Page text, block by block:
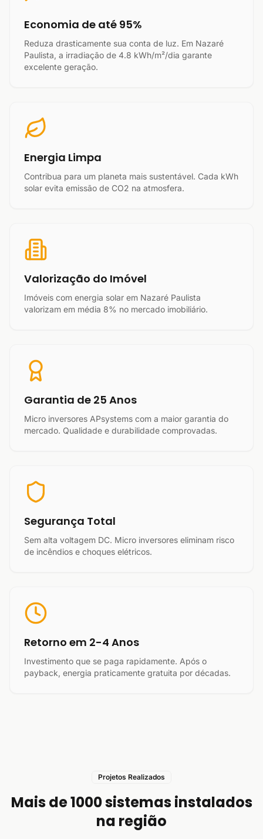
Economia de até 95%
Reduza drasticamente sua conta de luz. Em Nazaré
Paulista, a irradiação de 4.8 kWh/m²/dia garante
excelente geração.
Energia Limpa
Contribua para um planeta mais sustentável. Cada kWh
solar evita emissão de CO2 na atmosfera.
Valorização do Imóvel
Imóveis com energia solar em Nazaré Paulista
valorizam em média 8% no mercado imobiliário.
Garantia de 25 Anos
Micro inversores APsystems com a maior garantia do
mercado. Qualidade e durabilidade comprovadas.
Segurança Total
Sem alta voltagem DC. Micro inversores eliminam risco
de incêndios e choques elétricos.
Retorno em 2-4 Anos
Investimento que se paga rapidamente. Após o
payback, energia praticamente gratuita por décadas.
Projetos Realizados
Mais de 1000 sistemas instalados
na região